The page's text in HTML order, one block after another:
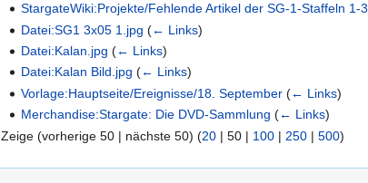
StargateWiki:Projekte/Fehlende Artikel der SG-1-Staffeln 1-3
Datei:SG1 3x05 1.jpg (← Links)
Datei:Kalan.jpg (← Links)
Datei:Kalan Bild.jpg (← Links)
Vorlage:Hauptseite/Ereignisse/18. September (← Links)
Merchandise:Stargate: Die DVD-Sammlung (← Links)
Zeige (vorherige 50 | nächste 50) (20 | 50 | 100 | 250 | 500)